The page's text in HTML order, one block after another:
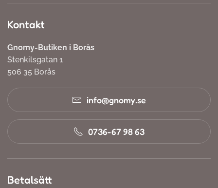
Kontakt
Gnomy-Butiken i Borås
Stenkilsgatan 1
506 35 Borås
info@gnomy.se
0736-67 98 63
Betalsätt